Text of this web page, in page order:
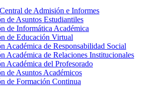
de Admisión e Informes
de Asuntos Estudiantiles
de Informática Académica
de Educación Virtual
Académica de Responsabilidad Social
Académica de Relaciones Institucionales
Académica del Profesorado
de Asuntos Académicos
de Formación Continua